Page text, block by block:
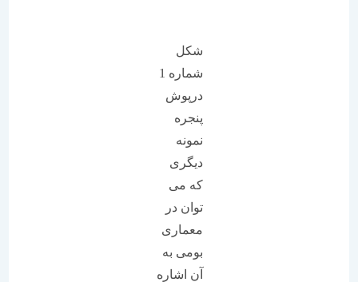
شماره 1
درپوش
دیگری
که می
توان در
معماری
بومی به
آن اشاره